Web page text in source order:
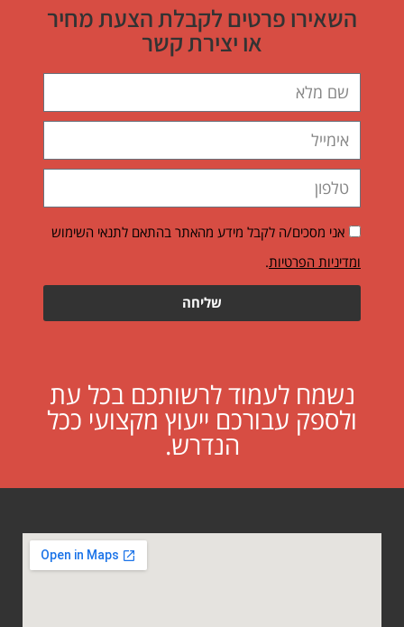
השאירו פרטים לקבלת הצעת מחיר
או יצירת קשר
אני מסכים/ה לקבל מידע מהאתר בהתאם לתנאי השימוש
ומדיניות הפרטיות.
שליחה
נשמח לעמוד לרשותכם בכל עת
ולספק עבורכם ייעוץ מקצועי ככל
הנדרש.